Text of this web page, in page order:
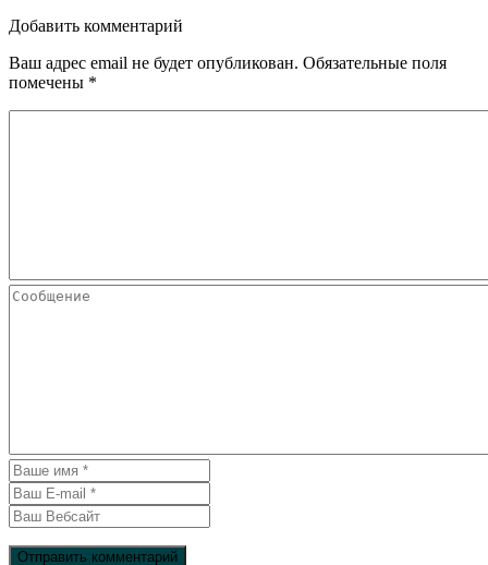
Добавить комментарий
Ваш адрес email не будет опубликован. Обязательные поля
помечены *